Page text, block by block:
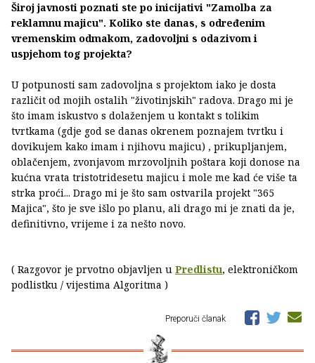
Široj javnosti poznati ste po inicijativi "Zamolba za
reklamnu majicu". Koliko ste danas, s određenim
vremenskim odmakom, zadovoljni s odazivom i
uspjehom tog projekta?
U potpunosti sam zadovoljna s projektom iako je dosta
različit od mojih ostalih "životinjskih" radova. Drago mi je
što imam iskustvo s dolaženjem u kontakt s tolikim
tvrtkama (gdje god se danas okrenem poznajem tvrtku i
dovikujem kako imam i njihovu majicu) , prikupljanjem,
oblačenjem, zvonjavom mrzovoljnih poštara koji donose na
kućna vrata tristotridesetu majicu i mole me kad će više ta
strka proći... Drago mi je što sam ostvarila projekt "365
Majica", što je sve išlo po planu, ali drago mi je znati da je,
definitivno, vrijeme i za nešto novo.
( Razgovor je prvotno objavljen u Predlistu, elektroničkom
podlistku / vijestima Algoritma )
Preporuči članak